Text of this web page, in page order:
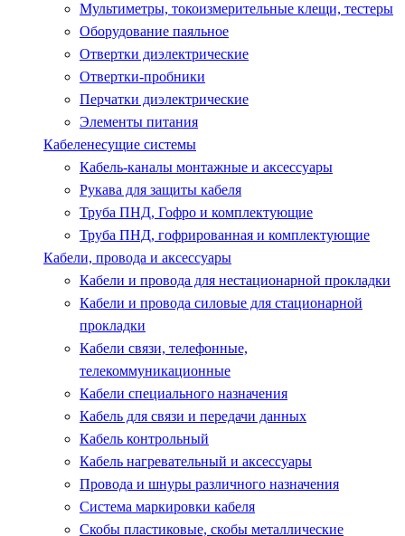
Мультиметры, токоизмерительные клещи, тестеры
Оборудование паяльное
Отвертки диэлектрические
Отвертки-пробники
Перчатки диэлектрические
Элементы питания
Кабеленесущие системы
Кабель-каналы монтажные и аксессуары
Рукава для защиты кабеля
Труба ПНД, Гофро и комплектующие
Труба ПНД, гофрированная и комплектующие
Кабели, провода и аксессуары
Кабели и провода для нестационарной прокладки
Кабели и провода силовые для стационарной
прокладки
Кабели связи, телефонные,
телекоммуникационные
Кабели специального назначения
Кабель для связи и передачи данных
Кабель контрольный
Кабель нагревательный и аксессуары
Провода и шнуры различного назначения
Система маркировки кабеля
Скобы пластиковые, скобы металлические